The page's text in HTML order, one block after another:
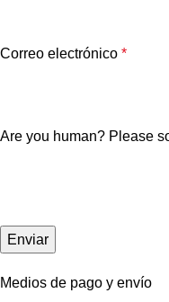
Correo electrónico *
Are you human? Please
Medios de pago y envío